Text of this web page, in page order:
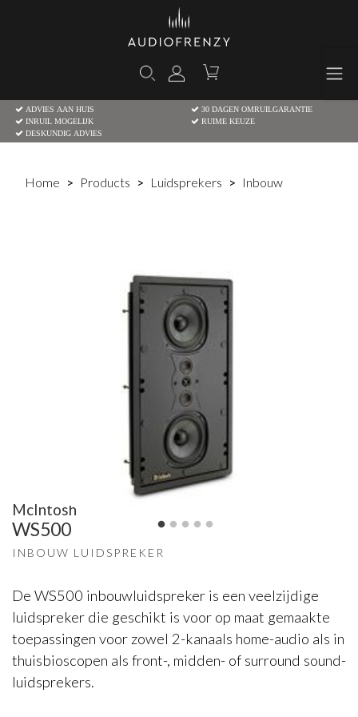
ADVIES AAN HUIS
30 DAGEN OMRUILGARANTIE
INRUIL MOGELIJK
RUIME KEUZE
DESKUNDIG ADVIES
Home Products Luidsprekers Inbouw
McIntosh
WS500
INBOUW LUIDSPREKER
De WS500 inbouwluidspreker is een veelzijdige
luidspreker die geschikt is voor op maat gemaakte
toepassingen voor zowel 2-kanaals home-audio als in
thuisbioscopen als front-, midden- of surround sound-
luidsprekers.